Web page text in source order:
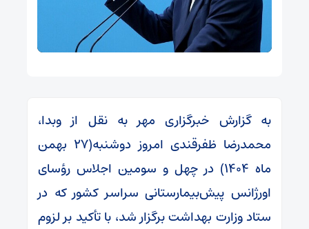
به گزارش خبرگزاری مهر به نقل از وبدا،
محمدرضا ظفرقندی امروز دوشنبه(۲۷ بهمن
ماه ۱۴۰۴) در چهل و سومین اجلاس رؤسای
اورژانس پیش‌بیمارستانی سراسر کشور که در
ستاد وزارت بهداشت برگزار شد، با تأکید بر لزوم